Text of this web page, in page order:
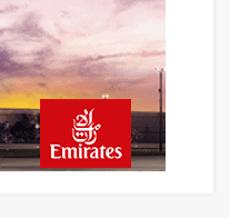
Leader of the